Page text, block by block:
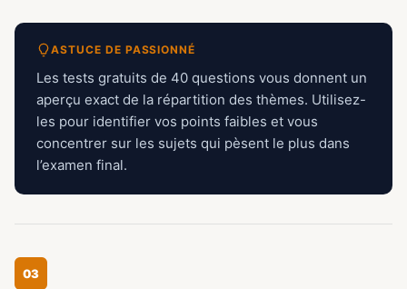
ASTUCE DE PASSIONNÉ
Les tests gratuits de 40 questions vous donnent un
aperçu exact de la répartition des thèmes. Utilisez-
les pour identifier vos points faibles et vous
concentrer sur les sujets qui pèsent le plus dans
l’examen final.
03